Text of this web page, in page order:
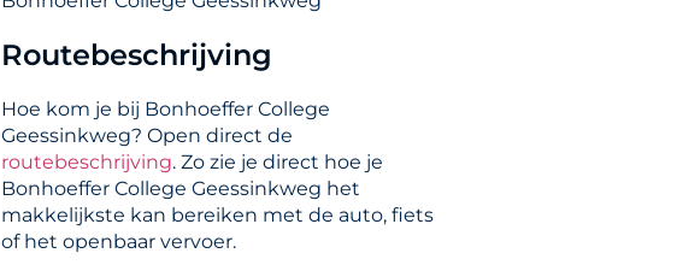
Routebeschrijving
Hoe kom je bij Bonhoeffer College
Geessinkweg? Open direct de
routebeschrijving. Zo zie je direct hoe je
Bonhoeffer College Geessinkweg het
makkelijkste kan bereiken met de auto, fiets
of het openbaar vervoer.